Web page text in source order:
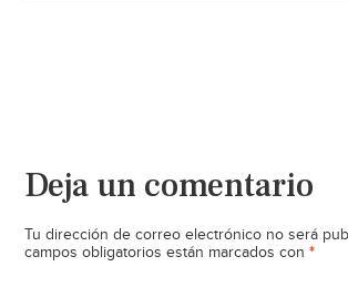
Deja un comentario
Tu dirección de correo electrónico no será
campos obligatorios están marcados con *